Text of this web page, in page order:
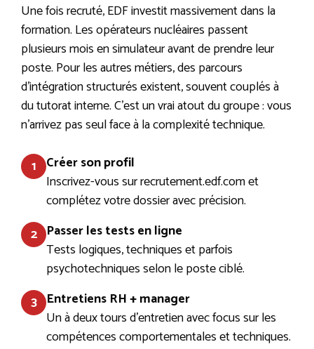
Une fois recruté, EDF investit massivement dans la
formation. Les opérateurs nucléaires passent
plusieurs mois en simulateur avant de prendre leur
poste. Pour les autres métiers, des parcours
d’intégration structurés existent, souvent couplés à
du tutorat interne. C’est un vrai atout du groupe : vous
n’arrivez pas seul face à la complexité technique.
1 Créer son profil
Inscrivez-vous sur recrutement.edf.com et
complétez votre dossier avec précision.
2 Passer les tests en ligne
Tests logiques, techniques et parfois
psychotechniques selon le poste ciblé.
3 Entretiens RH + manager
Un à deux tours d’entretien avec focus sur les
compétences comportementales et techniques.